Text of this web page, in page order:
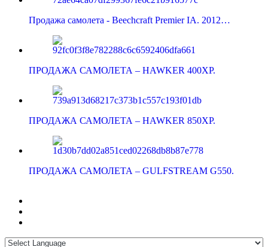
Продажа самолета - Beechcraft Premier IA. 2012…
ПРОДАЖА САМОЛЕТА – HAWKER 400XP.
ПРОДАЖА САМОЛЕТА – HAWKER 850XP.
ПРОДАЖА САМОЛЕТА – GULFSTREAM G550.